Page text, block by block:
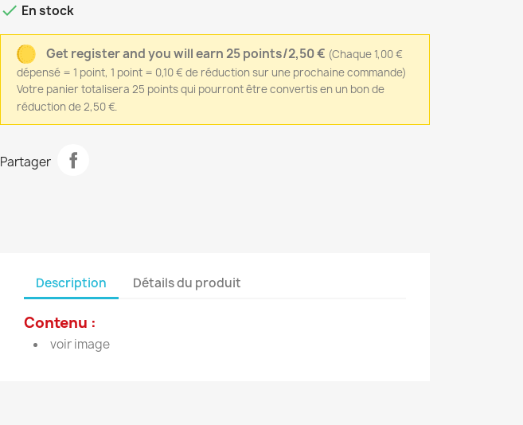
 En stock
Get register and you will earn 25 points/2,50 € (Chaque 1,00 €
dépensé = 1 point, 1 point = 0,10 € de réduction sur une prochaine commande)
Votre panier totalisera 25 points qui pourront être convertis en un bon de
réduction de 2,50 €.
Partager
Description Détails du produit
Contenu :
voir image